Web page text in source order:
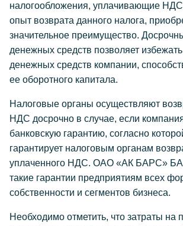
налогообложения, уплачивающие
опыт возврата данного налога,
значительное преимущество.
денежных средств позволяет
денежных средств компании,
ее оборотного капитала.
Налоговые органы осуществляют
НДС досрочно в случае, если
банковскую гарантию, согласно
гарантирует налоговым органам
уплаченного НДС. ОАО «АК БАРС»
такие гарантии предприятиям всех
собственности и сегментов бизнеса.
Необходимо отметить, что затраты на